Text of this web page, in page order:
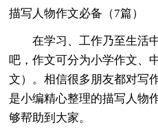
描写人物作文必备（7篇）
在学习、工作乃至生活中
吧，作文可分为小学作文、
文）。相信很多朋友都对写
是小编精心整理的描写人物
够帮助到大家。